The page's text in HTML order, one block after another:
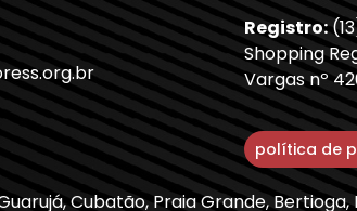
Registro:
Shopping
Vargas nº
política de
Cubatão, Praia Grande,